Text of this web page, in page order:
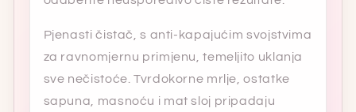
Pjenasti čistač, s anti-kapajućim svojstvima
za ravnomjernu primjenu, temeljito uklanja
sve nečistoće. Tvrdokorne mrlje, ostatke
sapuna, masnoću i mat sloj pripadaju